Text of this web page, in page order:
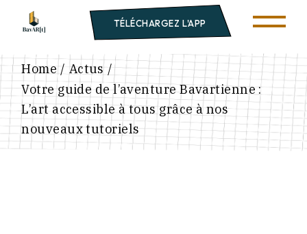
TÉLÉCHARGEZ L'APP
Home
Actus
Votre guide de l’aventure Bavartienne :
L’art accessible à tous grâce à nos
nouveaux tutoriels